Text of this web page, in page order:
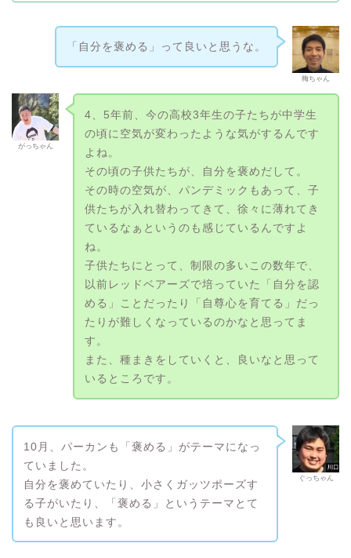
梅ちゃん
「自分を褒める」って良いと思うな。
がっちゃん
4、5年前、今の高校3年生の子たちが中学生
の頃に空気が変わったような気がするんです
よね。
その頃の子供たちが、自分を褒めだして。
その時の空気が、パンデミックもあって、子
供たちが入れ替わってきて、徐々に薄れてき
ているなぁというのも感じているんですよ
ね。
子供たちにとって、制限の多いこの数年で、
以前レッドベアーズで培っていた「自分を認
める」ことだったり「自尊心を育てる」だっ
たりが難しくなっているのかなと思ってま
す。
また、種まきをしていくと、良いなと思って
いるところです。
ぐっちゃん
10月、パーカンも「褒める」がテーマになっ
ていました。
自分を褒めていたり、小さくガッツポーズす
る子がいたり、「褒める」というテーマとて
も良いと思います。